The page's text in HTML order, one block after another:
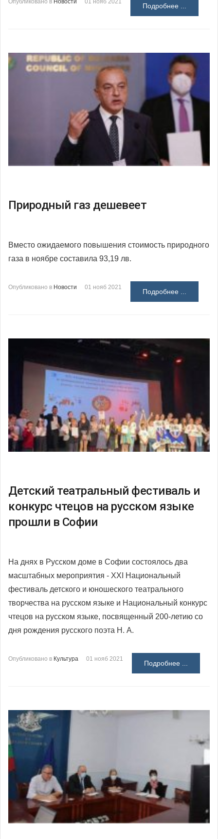
Опубликовано в Новости 01 нояб 2021
Подробнее ...
Природный газ дешевеет
Вместо ожидаемого повышения стоимость природного
газа в ноябре составила 93,19 лв.
Опубликовано в Новости 01 нояб 2021
Подробнее ...
Детский театральный фестиваль и
конкурс чтецов на русском языке
прошли в Софии
На днях в Русском доме в Софии состоялось два
масштабных мероприятия - XXI Национальный
фестиваль детского и юношеского театрального
творчества на русском языке и Национальный конкурс
чтецов на русском языке, посвященный 200-летию со
дня рождения русского поэта Н. А.
Опубликовано в Культура 01 нояб 2021
Подробнее ...